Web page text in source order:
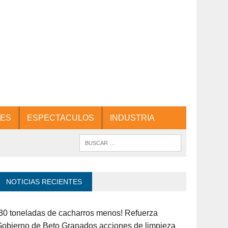
ESPECTACULOS INDUSTRIA
NOTICIAS RECIENTES
toneladas de cacharros menos! Refuerza
de Beto Granados acciones de limpieza